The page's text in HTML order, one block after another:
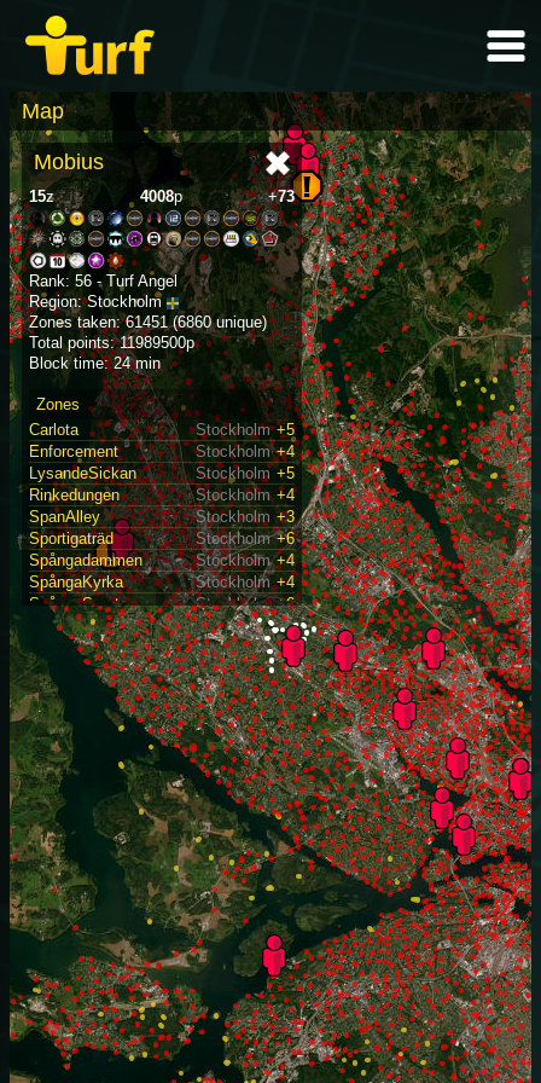
Map
Mobius
15z 4008p +73
Rank: 56 - Turf Angel
Region: Stockholm
Zones taken: 61451 (6860 unique)
Total points: 11989500p
Block time: 24 min
Zones
Carlota
+5
Stockholm
Enforcement
+4
Stockholm
LysandeSickan
+5
Stockholm
Rinkedungen
+4
Stockholm
SpanAlley
+3
Stockholm
Sportigaträd
+6
Stockholm
Spångadammen
+4
Stockholm
SpångaKyrka
+4
Stockholm
SpångaSport
+6
Stockholm
Stavgångsmil
+6
Stockholm
Svanspång
+5
Stockholm
TeenPond
+5
Stockholm
TenstaGreen
+5
Stockholm
Torpstugan
+6
Stockholm
Xzone
+5
Stockholm